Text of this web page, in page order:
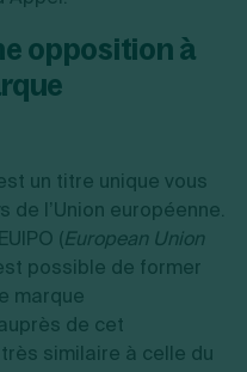
opposition à
un titre unique vous
l’Union européenne.
(European Union
possible de former
marque
de cet
similaire à celle du